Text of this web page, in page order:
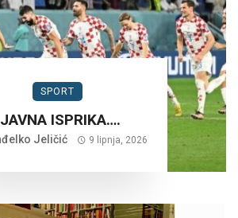
SPORT
JAVNA ISPRIKA….
Jeličić 9 lipnja, 2026